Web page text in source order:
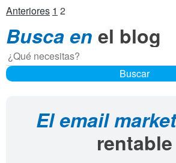
Paginación
de
entradas
Anteriores 1 2
Busca en el blog
Buscar
Buscar
El email
rentable